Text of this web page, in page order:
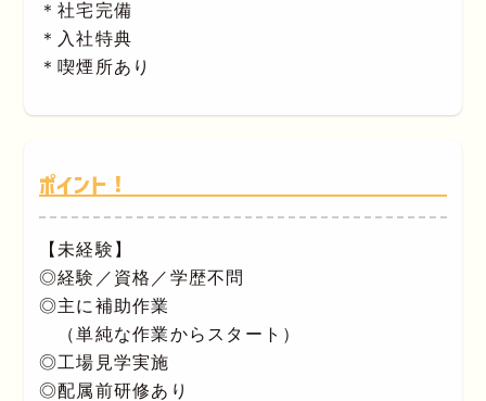
＊社宅完備
＊入社特典
＊喫煙所あり
ポイント！
【未経験】
◎経験／資格／学歴不問
◎主に補助作業
（単純な作業からスタート）
◎工場見学実施
◎配属前研修あり